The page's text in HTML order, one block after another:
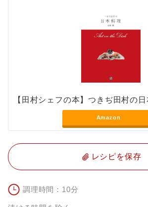
【田村シェフの本】つきぢ田村の日
Amazon
レシピを保存
調理時間：10分